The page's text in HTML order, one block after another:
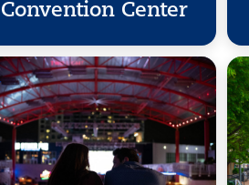
Convention Center